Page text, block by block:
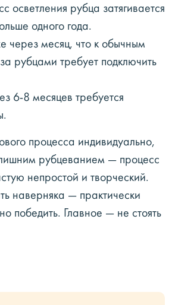
осветления рубца затягивается
одного года.
через месяц, что к обычным
рубцами требует подключить
6-8 месяцев требуется
процесса индивидуально,
рубцеванием — процесс
непростой и творческий.
наверняка — практически
победить. Главное — не стоять